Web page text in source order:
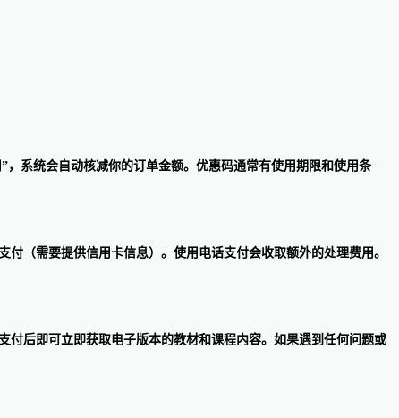
系统会自动核减你的订单金额。优惠码通常有使用期限和使用条
（需要提供信用卡信息）。使用电话支付会收取额外的处理费用。
付后即可立即获取电子版本的教材和课程内容。如果遇到任何问题或